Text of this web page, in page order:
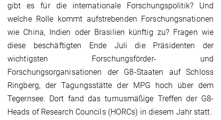
gibt es für die internationale Forschungspolitik? Und
welche Rolle kommt aufstrebenden Forschungsnationen
wie China, Indien oder Brasilien künftig zu? Fragen wie
diese beschäftigten Ende Juli die Präsidenten der
wichtigsten Forschungsförder- und
Forschungsorganisationen der G8-Staaten auf Schloss
Ringberg, der Tagungsstätte der MPG hoch über dem
Tegernsee. Dort fand das turnusmäßige Treffen der G8-
Heads of Research Councils (HORCs) in diesem Jahr statt.